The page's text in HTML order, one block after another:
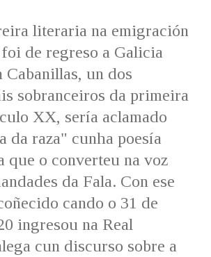
MARCIAL DEL ADALID
CASA-MUSEO EMILIA PARDO
BAZÁN
60 ANOS DLG
PRIMAVERA DAS LETRAS
PORTAL DAS PALABRAS
literaria na emigración
de regreso a Galicia
Cabanillas, un dos
sobranceiros da primeira
XX, sería aclamado
da raza" cunha poesía
o converteu na voz
da Fala. Con ese
cando o 31 de
ingresou na Real
cun discurso sobre a